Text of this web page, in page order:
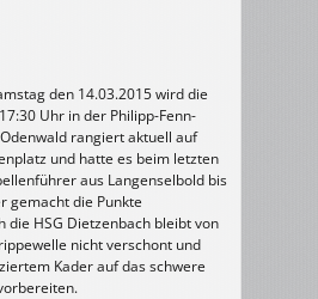
den 14.03.2015 wird die
Uhr in der Philipp-Fenn-
rangiert aktuell auf
und hatte es beim letzten
aus Langenselbold bis
gemacht die Punkte
die HSG Dietzenbach bleibt von
nicht verschont und
Kader auf das schwere